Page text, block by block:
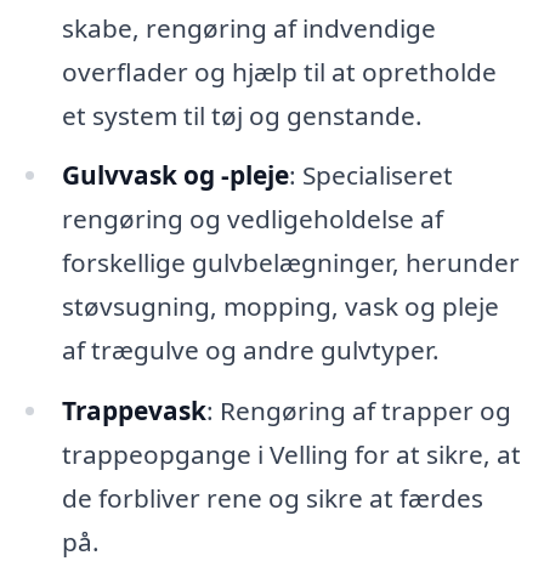
skabe, rengøring af indvendige
overflader og hjælp til at opretholde
et system til tøj og genstande.
Gulvvask og -pleje: Specialiseret
rengøring og vedligeholdelse af
forskellige gulvbelægninger, herunder
støvsugning, mopping, vask og pleje
af trægulve og andre gulvtyper.
Trappevask: Rengøring af trapper og
trappeopgange i Velling for at sikre, at
de forbliver rene og sikre at færdes
på.